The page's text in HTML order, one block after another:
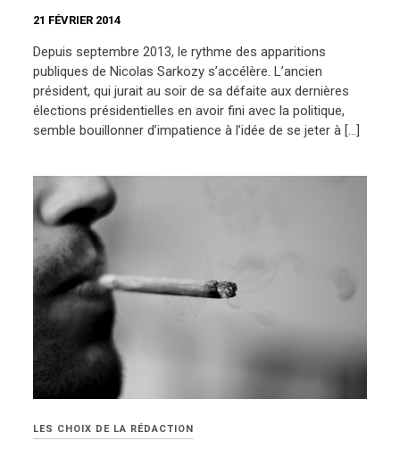
21 FÉVRIER 2014
Depuis septembre 2013, le rythme des apparitions
publiques de Nicolas Sarkozy s’accélère. L’ancien
président, qui jurait au soir de sa défaite aux dernières
élections présidentielles en avoir fini avec la politique,
semble bouillonner d’impatience à l’idée de se jeter à […]
LES CHOIX DE LA RÉDACTION